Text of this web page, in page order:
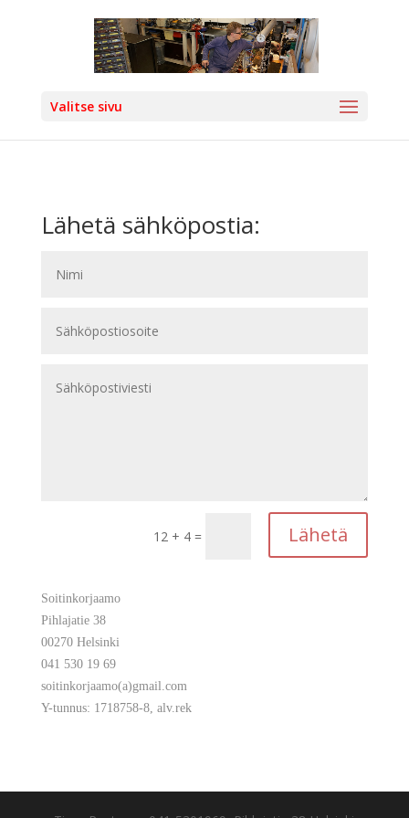
Valitse sivu
Lähetä sähköpostia:
12 + 4 = Lähetä
Soitinkorjaamo
Pihlajatie 38
00270 Helsinki
041 530 19 69
soitinkorjaamo(a)gmail.com
Y-tunnus: 1718758-8, alv.rek